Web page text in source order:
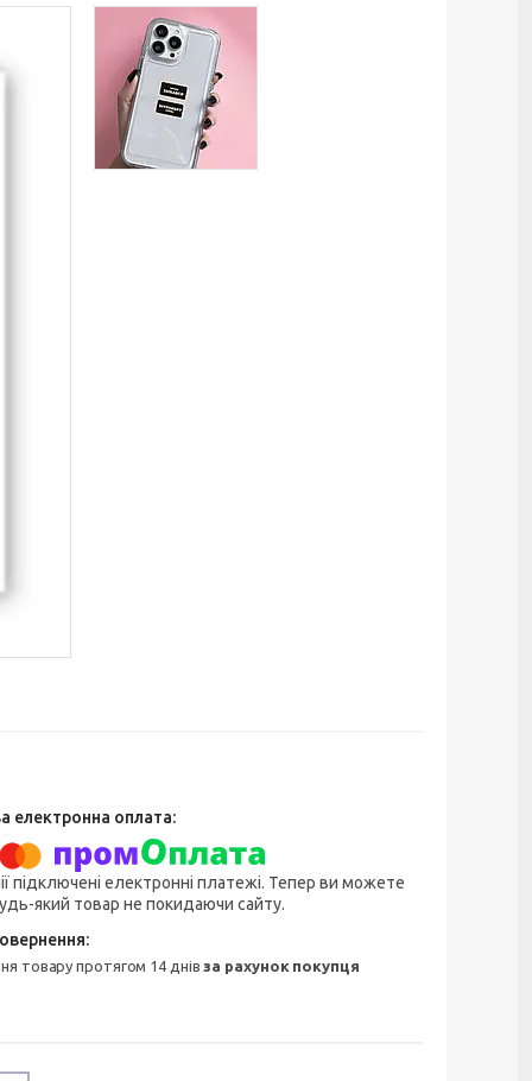
підключені електронні платежі. Тепер ви можете
який товар не покидаючи сайту.
товару протягом 14 днівза рахунок покупця